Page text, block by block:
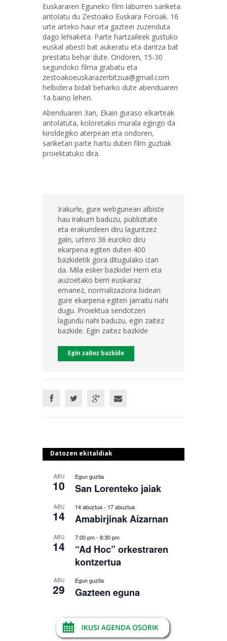
Euskararen Eguneko film laburren sariketa
antolatu du Zestoako Euskara Foroak. 16
urte arteko haur eta gazteei zuzenduta
dago lehiaketa. Parte hartzaileek gustuko
euskal abesti bat aukeratu eta dantza bat
prestatu behar dute. Ondoren, 15-30
segundoko filma grabatu eta
zestoakoeuskarazerbitzua@gmail.com
helbidera bidali beharko dute abenduaren
1a baino lehen.
Abenduaren 3an, Ekain guraso elkarteak
antolatuta, koloretako murala egingo da
kiroldegiko aterpean eta ondoren,
sariketan parte hartu duten film guztiak
proiektatuko dira.
Irakurle, gure webgunean albiste
hau irakurri baduzu, publizitate
eta erakundeen diru laguntzez
gain, urtero 36 euroko diru
ekarpena egiten duten 400
bazkidetik gora ditugulako izan
da. Mila esker bazkide! Herri eta
auzoetako berri euskaraz
emanez, normalizaziora bidean
gure ekarpena egiten jarraitu nahi
dugu. Proiektua sendotzen
lagundu nahi baduzu, egin zaitez
bazkide. Egin zaitez bazkide
Egin zaitez bazkide
Datozen ekitaldiak
ABU
10
Egun guztia
San Lorenteko jaiak
ABU
14
14 abuztua- 17 abuztua
Amabirjinak Aizarnan
ABU
14
7:00 pm- 8:30 pm
“Ad Hoc” orkestraren
kontzertua
ABU
29
Egun guztia
Gazteen eguna